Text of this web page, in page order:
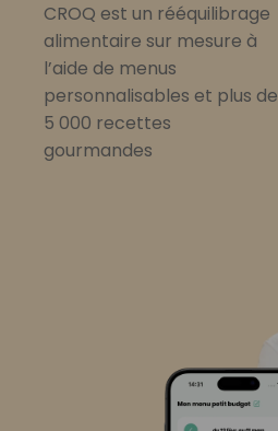
CROQ est un rééquilibrage
alimentaire sur mesure à
l’aide de menus
personnalisables et plus de
5 000 recettes
gourmandes